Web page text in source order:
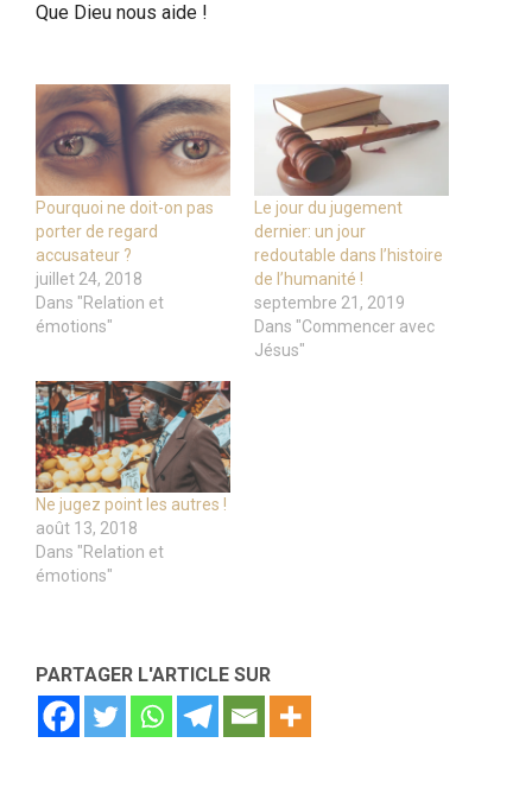
Que Dieu nous aide !
Pourquoi ne doit-on pas
porter de regard
accusateur ?
juillet 24, 2018
Dans "Relation et
émotions"
Le jour du jugement
dernier: un jour
redoutable dans l’histoire
de l’humanité !
septembre 21, 2019
Dans "Commencer avec
Jésus"
Ne jugez point les autres !
août 13, 2018
Dans "Relation et
émotions"
PARTAGER L'ARTICLE SUR